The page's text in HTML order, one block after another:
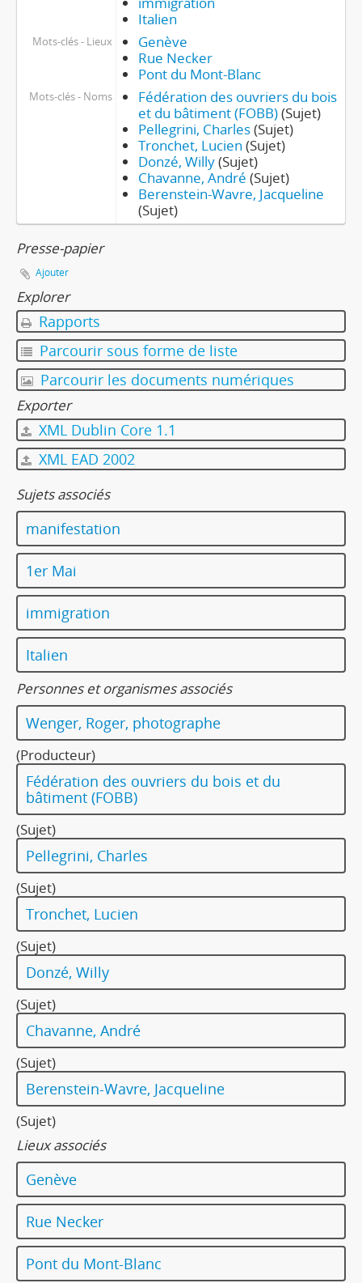
Italien
Mots-clés - Lieux
Genève
Rue Necker
Pont du Mont-Blanc
Mots-clés - Noms
Fédération des ouvriers du bois
et du bâtiment (FOBB)(Sujet)
Pellegrini, Charles(Sujet)
Tronchet, Lucien (Sujet)
Donzé, Willy(Sujet)
Chavanne, André (Sujet)
Berenstein-Wavre, Jacqueline
(Sujet)
Presse-papier
Ajouter
Explorer
Rapports
Parcourir sous forme de liste
Parcourir les documents numériques
Exporter
XML Dublin Core 1.1
XML EAD 2002
Sujets associés
manifestation
1er Mai
immigration
Italien
Personnes et organismes associés
Wenger, Roger, photographe
(Producteur)
Fédération des ouvriers du bois et du
bâtiment (FOBB)
(Sujet)
Pellegrini, Charles
(Sujet)
Tronchet, Lucien
(Sujet)
Donzé, Willy
(Sujet)
Chavanne, André
(Sujet)
Berenstein-Wavre, Jacqueline
(Sujet)
Lieux associés
Genève
Rue Necker
Pont du Mont-Blanc